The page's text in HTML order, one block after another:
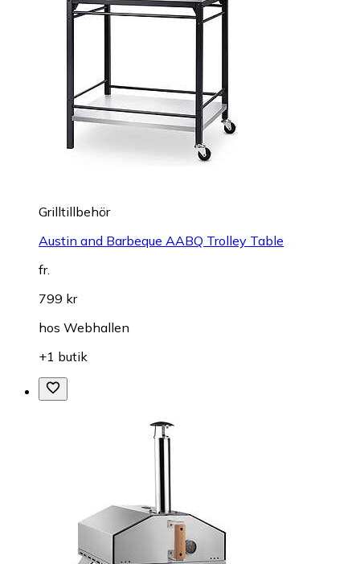
Grilltillbehör
Austin and Barbeque AABQ Trolley Table
fr.
799 kr
hos Webhallen
+1 butik